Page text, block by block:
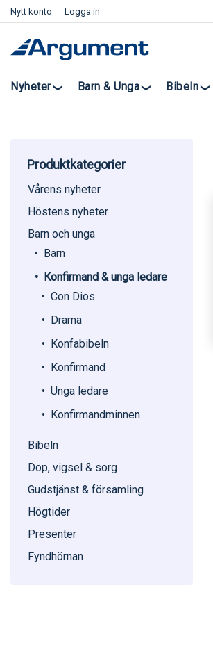
Nytt konto Logga in
Nyheter Barn & Unga Bibeln
Produktkategorier
Vårens nyheter
Höstens nyheter
Barn och unga
Barn
Konfirmand & unga ledare
Con Dios
Drama
Konfabibeln
Konfirmand
Unga ledare
Konfirmandminnen
Bibeln
Dop, vigsel & sorg
Gudstjänst & församling
Högtider
Presenter
Fyndhörnan